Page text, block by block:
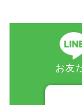
お友